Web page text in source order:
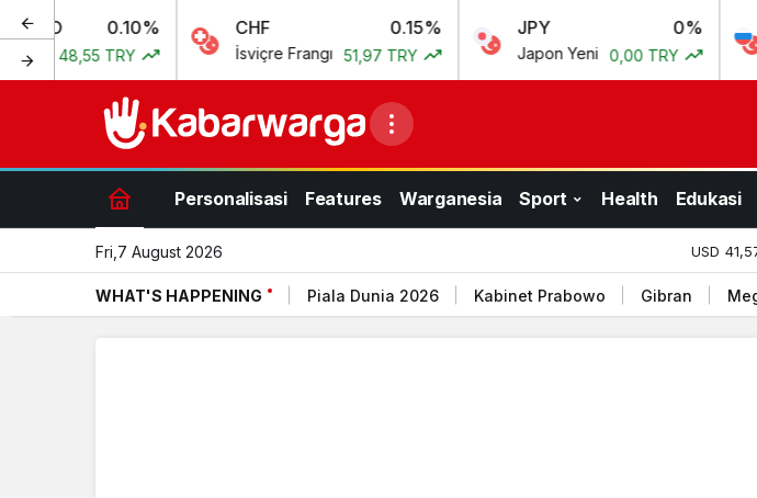
0.10%
TRY
CHF
İsviçre Frangı 51,97 TRY Japon Yeni 0,00 TRY
RUB
Rus
Personalisasi Features Warganesia Sport Health Edukasi
Fri,7 August 2026 USD
WHAT'S HAPPENING Piala Dunia 2026 Kabinet Prabowo Gibran